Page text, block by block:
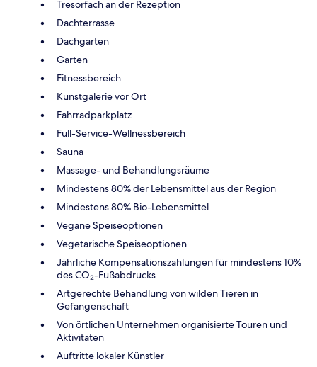
Tresorfach an der Rezeption
Dachterrasse
Dachgarten
Garten
Fitnessbereich
Kunstgalerie vor Ort
Fahrradparkplatz
Full-Service-Wellnessbereich
Sauna
Massage- und Behandlungsräume
Mindestens 80% der Lebensmittel aus der Region
Mindestens 80% Bio-Lebensmittel
Vegane Speiseoptionen
Vegetarische Speiseoptionen
Jährliche Kompensationszahlungen für mindestens 10%
des CO₂-Fußabdrucks
Artgerechte Behandlung von wilden Tieren in
Gefangenschaft
Von örtlichen Unternehmen organisierte Touren und
Aktivitäten
Auftritte lokaler Künstler